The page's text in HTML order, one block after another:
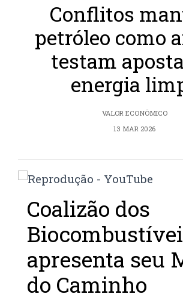
Conflitos
petróleo como
testam
energia
VALOR ECONÔMICO
13 MAR 2026
Coalizão dos
apresenta seu
do Caminho